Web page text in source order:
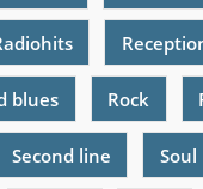
blues Rock
Second line Soul